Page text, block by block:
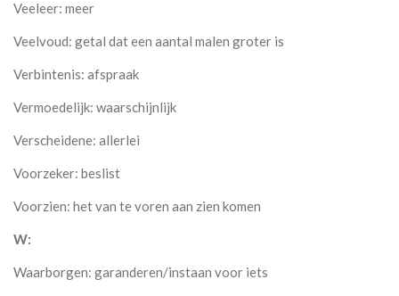
Veeleer: meer
Veelvoud: getal dat een aantal malen groter is
Verbintenis: afspraak
Vermoedelijk: waarschijnlijk
Verscheidene: allerlei
Voorzeker: beslist
Voorzien: het van te voren aan zien komen
W:
Waarborgen: garanderen/instaan voor iets